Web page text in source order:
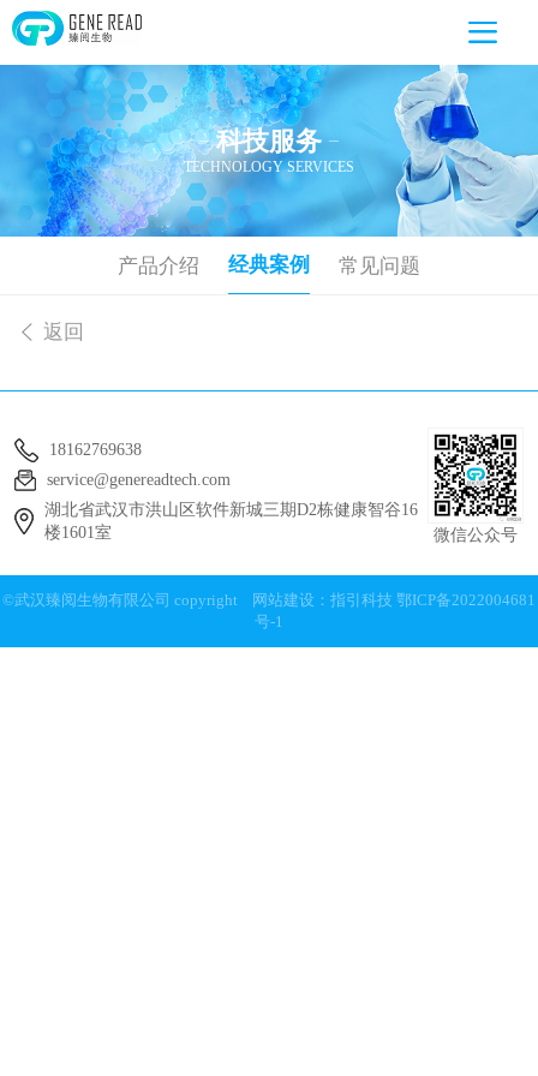
— 科技服务 —
TECHNOLOGY SERVICES
产品介绍 经典案例 常见问题
返回
18162769638
service@genereadtech.com
湖北省武汉市洪山区软件新城三期D2栋健康智谷16
楼1601室
微信公众号
©武汉臻阅生物有限公司 copyright 网站建设：指引科技 鄂ICP备2022004681
号-1